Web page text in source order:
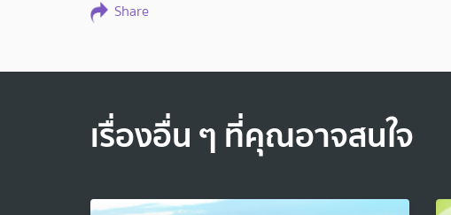
Share
เรื่องอื่น ๆ ที่คุณอาจสนใจ